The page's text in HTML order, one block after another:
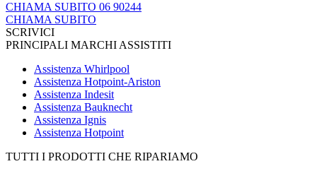
CHIAMA SUBITO 06 90244
CHIAMA SUBITO
SCRIVICI
PRINCIPALI MARCHI ASSISTITI
Assistenza Whirlpool
Assistenza Hotpoint-Ariston
Assistenza Indesit
Assistenza Bauknecht
Assistenza Ignis
Assistenza Hotpoint
TUTTI I PRODOTTI CHE RIPARIAMO